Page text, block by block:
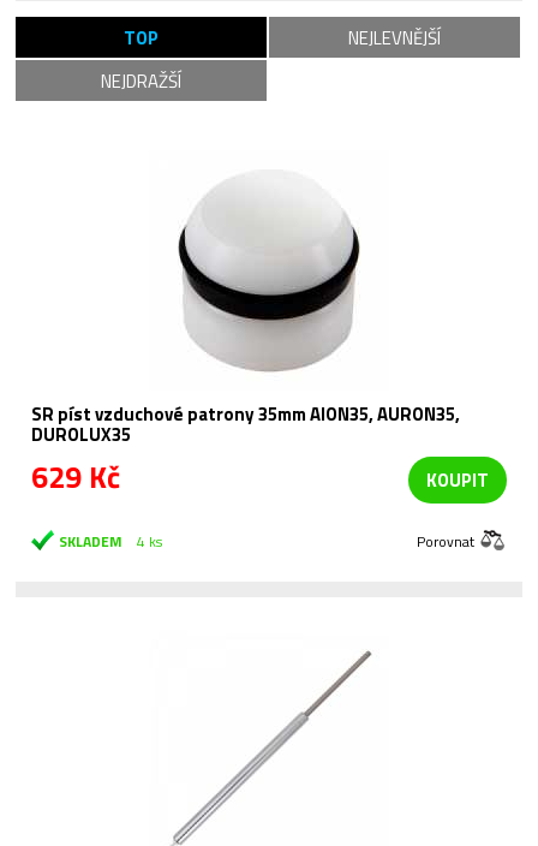
TOP
NEJLEVNĚJŠÍ
NEJDRAŽŠÍ
SR píst vzduchové patrony 35mm AION35, AURON35,
DUROLUX35
629 Kč KOUPIT
SKLADEM 4 ks Porovnat